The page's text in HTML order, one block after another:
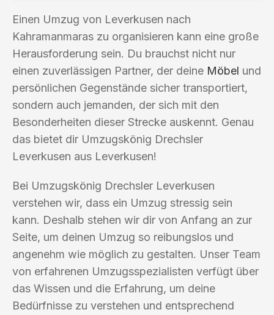
Einen Umzug von Leverkusen nach
Kahramanmaras zu organisieren kann eine große
Herausforderung sein. Du brauchst nicht nur
einen zuverlässigen Partner, der deine Möbel und
persönlichen Gegenstände sicher transportiert,
sondern auch jemanden, der sich mit den
Besonderheiten dieser Strecke auskennt. Genau
das bietet dir Umzugskönig Drechsler
Leverkusen aus Leverkusen!
Bei Umzugskönig Drechsler Leverkusen
verstehen wir, dass ein Umzug stressig sein
kann. Deshalb stehen wir dir von Anfang an zur
Seite, um deinen Umzug so reibungslos und
angenehm wie möglich zu gestalten. Unser Team
von erfahrenen Umzugsspezialisten verfügt über
das Wissen und die Erfahrung, um deine
Bedürfnisse zu verstehen und entsprechend